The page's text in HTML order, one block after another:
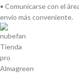
• Comunicarse con el
envío más conveniente.